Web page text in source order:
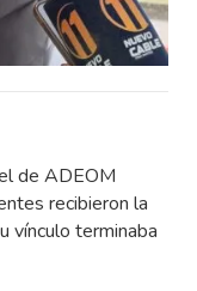
de ADEOM
recibieron la
vínculo terminaba